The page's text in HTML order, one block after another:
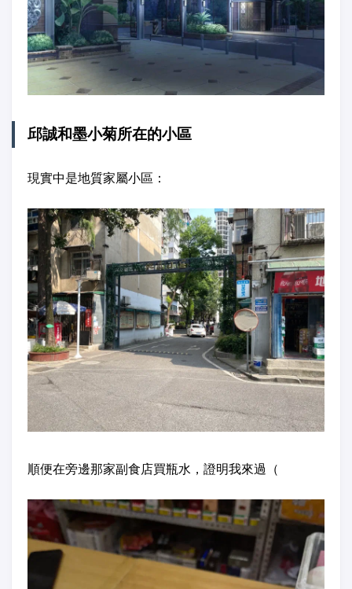
邱誠和墨小菊所在的小區
現實中是地質家屬小區：
順便在旁邊那家副食店買瓶水，證明我來過（